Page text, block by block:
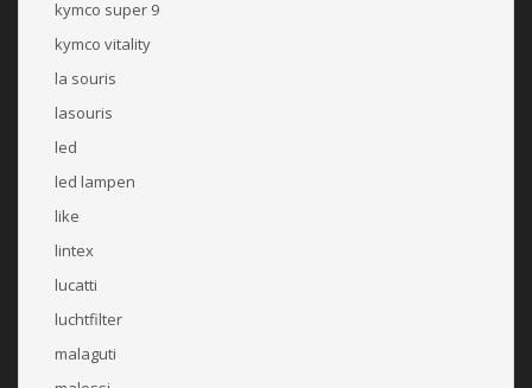
kymco super 9
kymco vitality
la souris
lasouris
led
led lampen
like
lintex
lucatti
luchtfilter
malaguti